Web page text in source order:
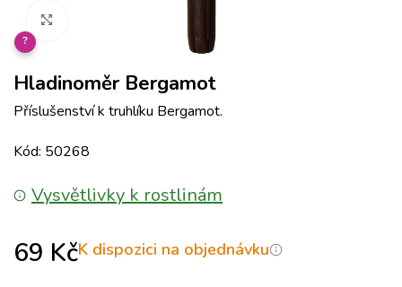
?
Hladinoměr Bergamot
Příslušenství k truhlíku Bergamot.
Kód: 50268
Vysvětlivky k rostlinám
69 KčK dispozici na objednávku